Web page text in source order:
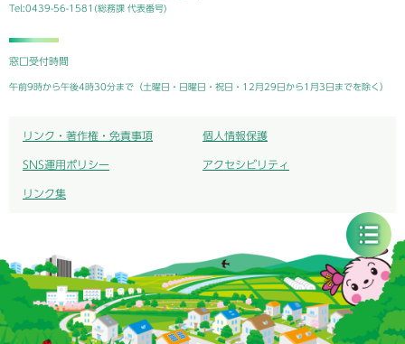
Tel:0439-56-1581(総務課 代表番号)
窓口受付時間
午前9時から午後4時30分まで（土曜日・日曜日・祝日・12月29日から1月3日までを除く）
リンク・著作権・免責事項 個人情報保護
SNS運用ポリシー アクセシビリティ
リンク集